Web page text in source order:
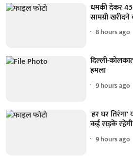
धमकी देकर 45
सामग्री
8 hours ago
दिल्ली-
हमला
9 hours ago
'हर घर
कई सड़कें
9 hours ago